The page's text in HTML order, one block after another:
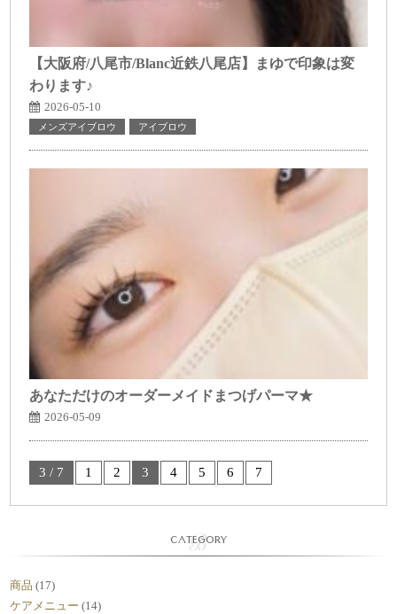
【大阪府/八尾市/Blanc近鉄八尾店】まゆで印象は変
わります♪
2026-05-10
メンズアイブロウ アイブロウ
あなただけのオーダーメイドまつげパーマ★
2026-05-09
3 / 7 1 2 3 4 5 6 7
CATEGORY
商品 (17)
ケアメニュー (14)